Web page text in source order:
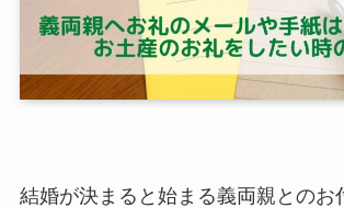
結婚が決まると始まる義両親とのお